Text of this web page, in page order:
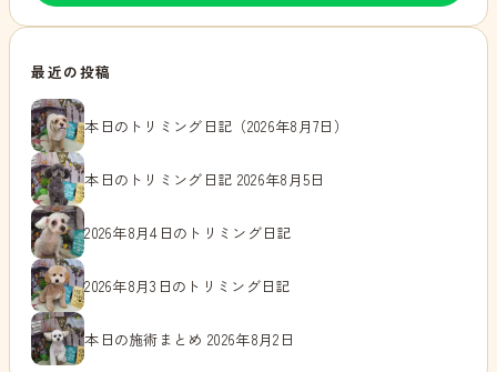
最近の投稿
本日のトリミング日記（2026年8月7日）
本日のトリミング日記 2026年8月5日
2026年8月4日のトリミング日記
2026年8月3日のトリミング日記
本日の施術まとめ 2026年8月2日